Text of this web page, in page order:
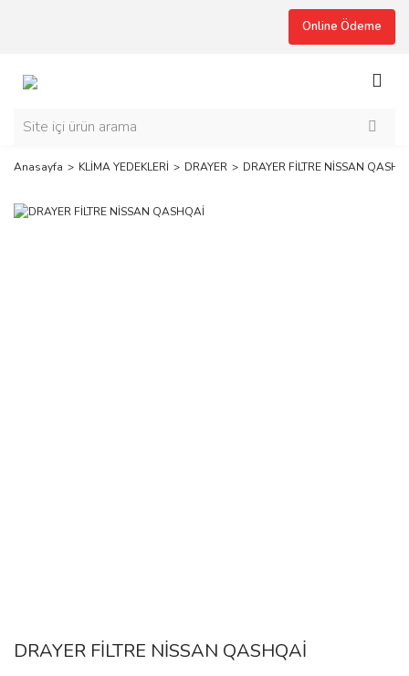
Online Ödeme
Anasayfa KLİMA YEDEKLERİ DRAYER DRAYER FİLTRE NİSSAN
DRAYER FİLTRE NİSSAN QASHQAİ